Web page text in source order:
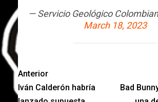
— Servicio Geológico
March 18, 2023
Anterior
Iván Calderón habría
Bad